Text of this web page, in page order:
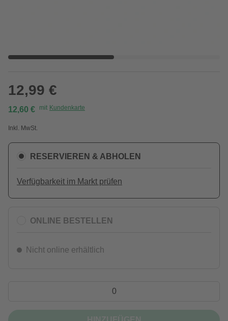
12,99 €
12,60 € mit Kundenkarte
Inkl. MwSt.
RESERVIEREN & ABHOLEN
Verfügbarkeit im Markt prüfen
ONLINE BESTELLEN
Nicht online erhältlich